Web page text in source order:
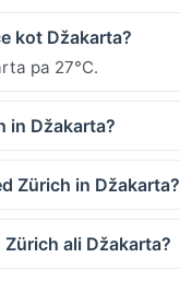
kot Džakarta?
pa 27°C.
in Džakarta?
Zürich in Džakarta?
ali Džakarta?